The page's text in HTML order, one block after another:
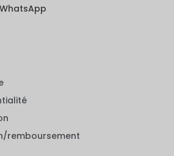
zélandai
EUR
indienne
IDRremboursement